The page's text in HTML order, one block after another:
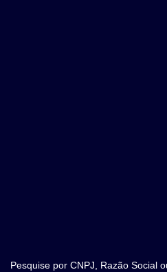
Pesquise por CNPJ, Razão Social